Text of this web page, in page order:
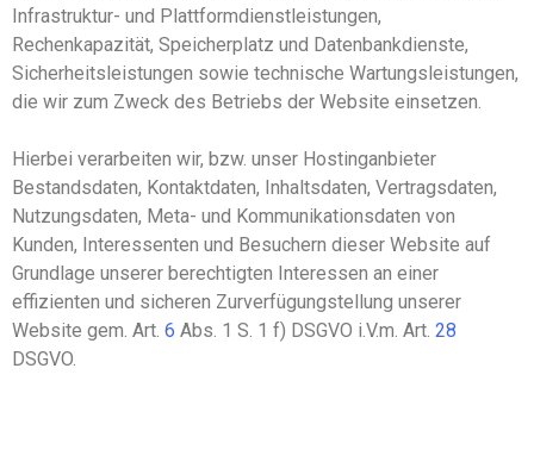
Infrastruktur- und Plattformdienstleistungen,
Rechenkapazität, Speicherplatz und Datenbankdienste,
Sicherheitsleistungen sowie technische Wartungsleistungen,
die wir zum Zweck des Betriebs der Website einsetzen.
Hierbei verarbeiten wir, bzw. unser Hostinganbieter
Bestandsdaten, Kontaktdaten, Inhaltsdaten, Vertragsdaten,
Nutzungsdaten, Meta- und Kommunikationsdaten von
Kunden, Interessenten und Besuchern dieser Website auf
Grundlage unserer berechtigten Interessen an einer
effizienten und sicheren Zurverfügungstellung unserer
Website gem. Art. 6 Abs. 1 S. 1 f) DSGVO i.V.m. Art. 28
DSGVO.